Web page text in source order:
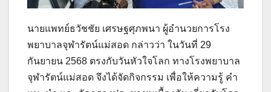
นายแพทย์ธวัชชัย เศรษฐศุภพนา ผู้อำนวยการโรง
พยาบาลจุฬารัตน์แม่สอด กล่าวว่า ในวันที่ 29
กันยายน 2568 ตรงกับวันหัวใจโลก ทางโรงพยาบาล
จุฬารัตน์แม่สอด จึงได้จัดกิจกรรม เพื่อให้ความรู้ คำ